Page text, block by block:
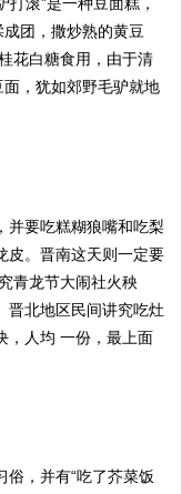
团，撒炒熟的黄豆
花白糖食用，由于清
面，犹如郊野毛驴就地
并要吃糕糊狼嘴和吃梨
皮。晋南这天则一定要
青龙节大闹社火秧
晋北地区民间讲究吃灶
，人均 一份，最上面
，并有“吃了芥菜饭